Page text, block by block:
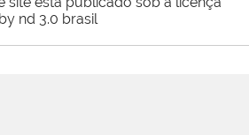
nd 3.0 brasil